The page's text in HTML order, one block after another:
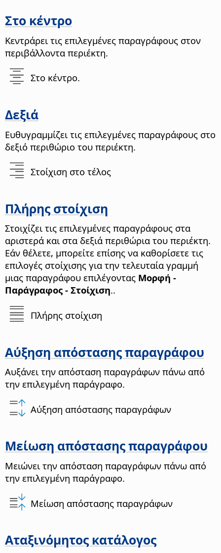
Στο κέντρο
Κεντράρει τις επιλεγμένες παραγράφους στον
περιβάλλοντα περιέκτη.
Στο κέντρο.
Δεξιά
Ευθυγραμμίζει τις επιλεγμένες παραγράφους στο
δεξιό περιθώριο του περιέκτη.
Στοίχιση στο τέλος
Πλήρης στοίχιση
Στοιχίζει τις επιλεγμένες παραγράφους στα
αριστερά και στα δεξιά περιθώρια του περιέκτη.
Εάν θέλετε, μπορείτε επίσης να καθορίσετε τις
επιλογές στοίχισης για την τελευταία γραμμή
μιας παραγράφου επιλέγοντας Μορφή -
Παράγραφος - Στοίχιση..
Πλήρης στοίχιση
Αύξηση απόστασης παραγράφου
Αυξάνει την απόσταση παραγράφων πάνω από
την επιλεγμένη παράγραφο.
Αύξηση απόστασης παραγράφων
Μείωση απόστασης παραγράφου
Μειώνει την απόσταση παραγράφων πάνω από
την επιλεγμένη παράγραφο.
Μείωση απόστασης παραγράφων
Αταξινόμητος κατάλογος